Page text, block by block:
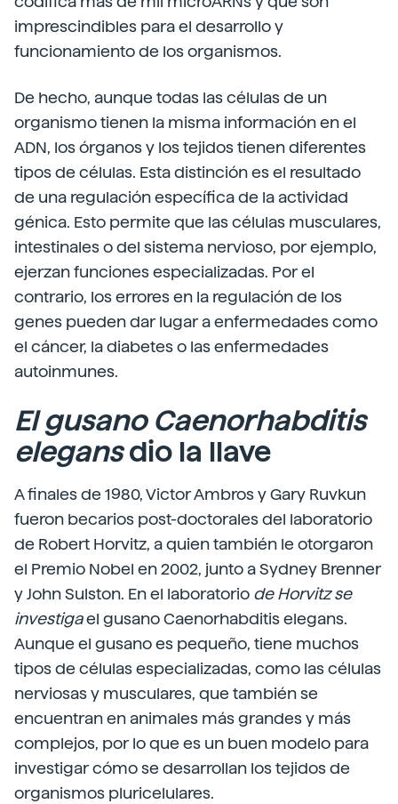
imprescindibles para el desarrollo y
funcionamiento de los organismos.
De hecho, aunque todas las células de un
organismo tienen la misma información en el
ADN, los órganos y los tejidos tienen diferentes
tipos de células. Esta distinción es el resultado
de una regulación específica de la actividad
génica. Esto permite que las células musculares,
intestinales o del sistema nervioso, por ejemplo,
ejerzan funciones especializadas. Por el
contrario, los errores en la regulación de los
genes pueden dar lugar a enfermedades como
el cáncer, la diabetes o las enfermedades
autoinmunes.
El gusano Caenorhabditis
elegansdio la llave
A finales de 1980, Victor Ambros y Gary Ruvkun
fueron becarios post-doctorales del laboratorio
de Robert Horvitz, a quien también le otorgaron
el Premio Nobel en 2002, junto a Sydney Brenner
y John Sulston. En el laboratorio de Horvitz se
investigael gusano Caenorhabditis elegans.
Aunque el gusano es pequeño, tiene muchos
tipos de células especializadas, como las células
nerviosas y musculares, que también se
encuentran en animales más grandes y más
complejos, por lo que es un buen modelo para
investigar cómo se desarrollan los tejidos de
organismos pluricelulares.